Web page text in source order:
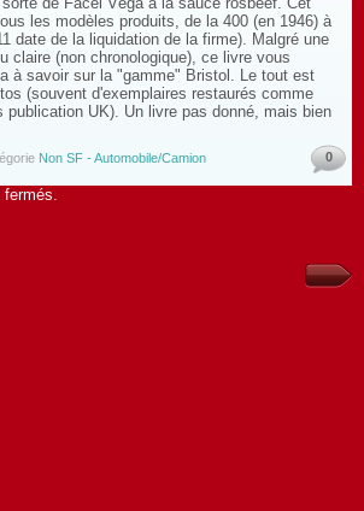
les modèles produits, de la 400 (en 1946) à
date de la liquidation de la firme). Malgré une
claire (non chronologique), ce livre vous
à savoir sur la "gamme" Bristol. Le tout est
(souvent d'exemplaires restaurés comme
publication UK). Un livre pas donné, mais bien
Non SF - Automobile/Camion 0
fermés.